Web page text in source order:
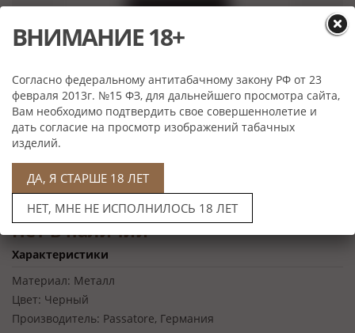
Нет в наличии
Характеристики
Материал: Металл
Цвет: Черный
Производитель: Passatore, Германия
ВНИМАНИЕ 18+
Согласно федеральному антитабачному закону РФ от 23
февраля 2013г. №15 ФЗ, для дальнейшего просмотра сайта,
Вам необходимо подтвердить свое совершеннолетие и
дать согласие на просмотр изображений табачных
изделий.
ДА, Я СТАРШЕ 18 ЛЕТ
НЕТ, МНЕ НЕ ИСПОЛНИЛОСЬ 18 ЛЕТ